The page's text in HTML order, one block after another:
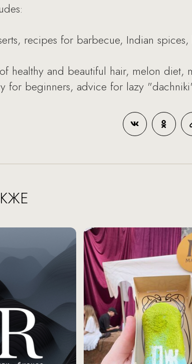
recipes for barbecue, Indian
healthy and beautiful hair, melon
for beginners, advice for lazy